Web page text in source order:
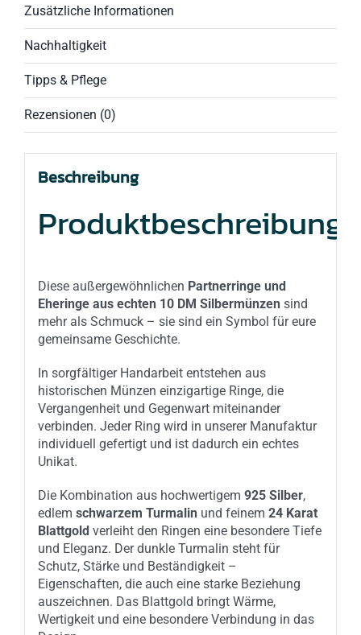
Turmalin
&
Blattgold
Menge
Zusätzliche Informationen
Nachhaltigkeit
Tipps & Pflege
Rezensionen (0)
Beschreibung
Produktbeschreibung
Diese außergewöhnlichen Partnerringe und
Eheringe aus echten 10 DM Silbermünzen sind
mehr als Schmuck – sie sind ein Symbol für eure
gemeinsame Geschichte.
In sorgfältiger Handarbeit entstehen aus
historischen Münzen einzigartige Ringe, die
Vergangenheit und Gegenwart miteinander
verbinden. Jeder Ring wird in unserer Manufaktur
individuell gefertigt und ist dadurch ein echtes
Unikat.
Die Kombination aus hochwertigem 925 Silber,
edlem schwarzem Turmalin und feinem 24 Karat
Blattgold verleiht den Ringen eine besondere Tiefe
und Eleganz. Der dunkle Turmalin steht für
Schutz, Stärke und Beständigkeit –
Eigenschaften, die auch eine starke Beziehung
auszeichnen. Das Blattgold bringt Wärme,
Wertigkeit und eine besondere Verbindung in das